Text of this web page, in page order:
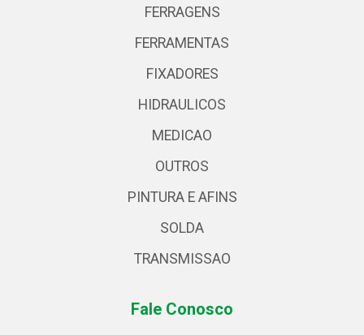
FERRAGENS
FERRAMENTAS
FIXADORES
HIDRAULICOS
MEDICAO
OUTROS
PINTURA E AFINS
SOLDA
TRANSMISSAO
Fale Conosco